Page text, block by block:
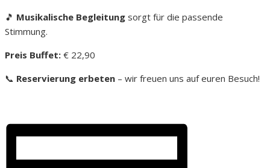
🎵 Musikalische Begleitung sorgt für die passende
Stimmung.
Preis Buffet: € 22,90
📞 Reservierung erbeten – wir freuen uns auf euren Besuch!